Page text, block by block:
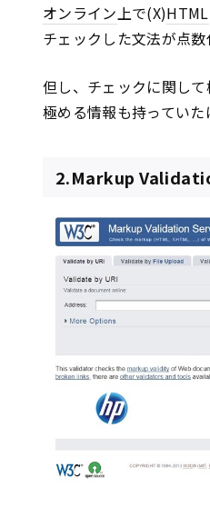
オンライン 上で(X)HTML
チェックした文法が点数
但し、チェックに関し
極める情報も持っていた
2.Markup